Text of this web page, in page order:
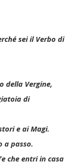
sei il Verbo di
della Vergine,
di
e ai Magi.
a passo.
che entri in casa